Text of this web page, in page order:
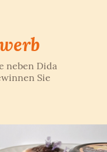
neben Dida
Sie